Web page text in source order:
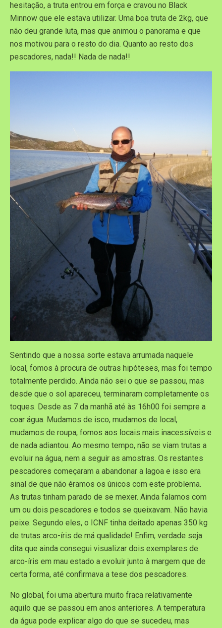
hesitação, a truta entrou em força e cravou no Black
Minnow que ele estava utilizar. Uma boa truta de 2kg, que
não deu grande luta, mas que animou o panorama e que
nos motivou para o resto do dia. Quanto ao resto dos
pescadores, nada!! Nada de nada!!
Sentindo que a nossa sorte estava arrumada naquele
local, fomos à procura de outras hipóteses, mas foi tempo
totalmente perdido. Ainda não sei o que se passou, mas
desde que o sol apareceu, terminaram completamente os
toques. Desde as 7 da manhã até às 16h00 foi sempre a
coar água. Mudamos de isco, mudamos de local,
mudamos de roupa, fomos aos locais mais inacessíveis e
de nada adiantou. Ao mesmo tempo, não se viam trutas a
evoluir na água, nem a seguir as amostras. Os restantes
pescadores começaram a abandonar a lagoa e isso era
sinal de que não éramos os únicos com este problema.
As trutas tinham parado de se mexer. Ainda falamos com
um ou dois pescadores e todos se queixavam. Não havia
peixe. Segundo eles, o ICNF tinha deitado apenas 350 kg
de trutas arco-íris de má qualidade! Enfim, verdade seja
dita que ainda consegui visualizar dois exemplares de
arco-íris em mau estado a evoluir junto à margem que de
certa forma, até confirmava a tese dos pescadores.
No global, foi uma abertura muito fraca relativamente
aquilo que se passou em anos anteriores. A temperatura
da água pode explicar algo do que se sucedeu, mas